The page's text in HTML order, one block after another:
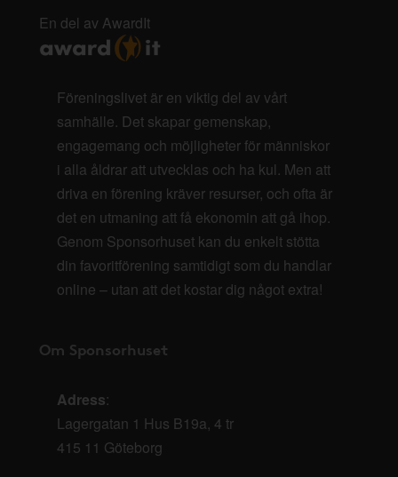
En del av AwardIt
Föreningslivet är en viktig del av vårt
samhälle. Det skapar gemenskap,
engagemang och möjligheter för människor
i alla åldrar att utvecklas och ha kul. Men att
driva en förening kräver resurser, och ofta är
det en utmaning att få ekonomin att gå ihop.
Genom Sponsorhuset kan du enkelt stötta
din favoritförening samtidigt som du handlar
online – utan att det kostar dig något extra!
Om Sponsorhuset
Adress:
Lagergatan 1 Hus B19a, 4 tr
415 11 Göteborg